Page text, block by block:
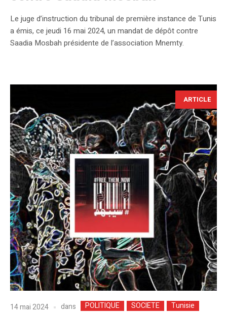
Le juge d’instruction du tribunal de première instance de Tunis
a émis, ce jeudi 16 mai 2024, un mandat de dépôt contre
Saadia Mosbah présidente de l’association Mnemty.
ARTICLE
14 mai 2024 dans POLITIQUE SOCIETE Tunisie